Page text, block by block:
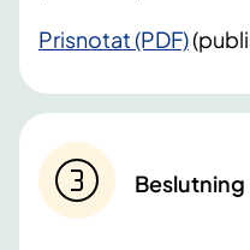
Prisnotat (PDF)
Beslutning